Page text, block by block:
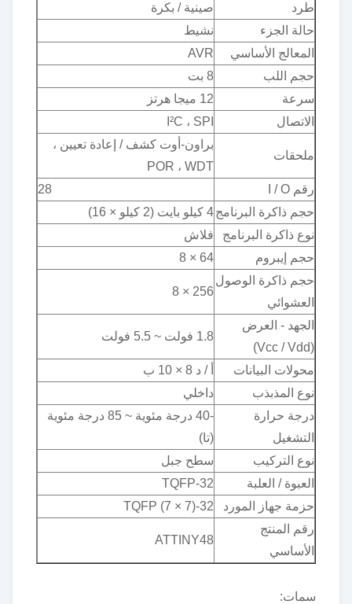
طرد
صينية / بكرة
حالة الجزء
نشيط
المعالج الأساسي
AVR
حجم اللب
8 بت
سرعة
12 ميجا هرتز
الاتصال
I²C ، SPI
ملحقات
براون-أوت كشف / إعادة تعيين ،
POR ، WDT
رقم I / O
28
حجم ذاكرة البرنامج4 كيلو بايت (2 كيلو × 16)
نوع ذاكرة البرنامج
فلاش
حجم إيبروم
64 × 8
حجم ذاكرة الوصول
العشوائي
256 × 8
الجهد - العرض
(Vcc / Vdd)
1.8 فولت ~ 5.5 فولت
محولات البيانات
أ / د 8 × 10 ب
نوع المذبذب
داخلي
درجة حرارة
التشغيل
-40 درجة مئوية ~ 85 درجة مئوية
(تا)
نوع التركيب
سطح جبل
العبوة / العلبة
32-TQFP
حزمة جهاز المورد
32-TQFP (7 × 7)
رقم المنتج
الأساسي
ATTINY48
سمات: